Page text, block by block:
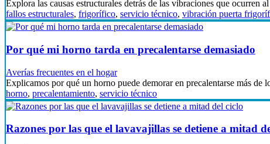
Explora las causas estructurales detrás de las vibraciones que ocurren
fallos estructurales, frigorífico, servicio técnico, vibración puerta
Por qué mi horno tarda en precalentarse demasiado
Averías frecuentes en el hogar
Explicamos por qué un horno puede demorar en precalentarse más de
horno, precalentamiento, servicio técnico
Razones por las que el lavavajillas se detiene a mitad